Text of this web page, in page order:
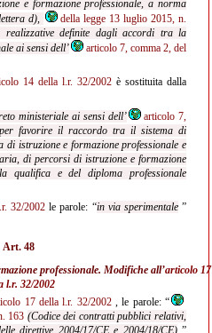
e formazione professionale, a norma
d),
della legge 13 luglio 2015, n.
definite dagli accordi tra la
ai sensi dell’
articolo 7, comma 2, del
14 della l.r. 32/2002 è sostituita dalla
ministeriale ai sensi dell’
articolo 7,
favorire il raccordo tra il sistema di
di istruzione e formazione professionale e
di percorsi di istruzione e formazione
qualifica e del diploma professionale
32/2002 le parole: “in via sperimentale”
Art. 48
professionale. Modifiche all’articolo 17
l.r. 32/2002
17 della l.r. 32/2002, le parole: “
163 (Codice dei contratti pubblici relativi,
direttive 2004/17/CE e 2004/18/CE)”